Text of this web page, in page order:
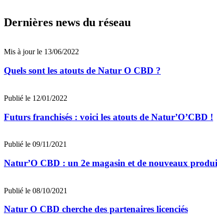
Dernières news du réseau
Mis à jour le 13/06/2022
Quels sont les atouts de Natur O CBD ?
Publié le 12/01/2022
Futurs franchisés : voici les atouts de Natur’O’CBD !
Publié le 09/11/2021
Natur’O CBD : un 2e magasin et de nouveaux
Publié le 08/10/2021
Natur O CBD cherche des partenaires licenciés